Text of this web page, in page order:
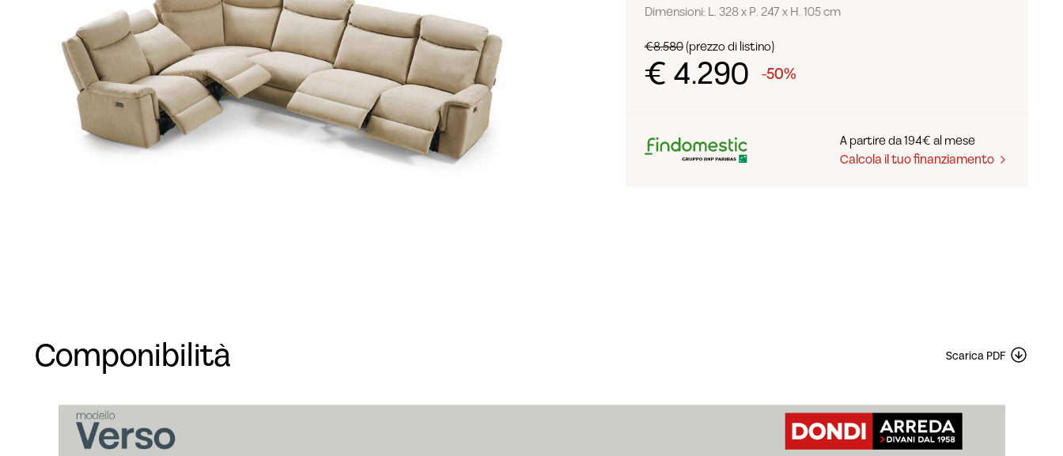
Dimensioni: L. 328 x P. 247 x H. 105 cm
€8.580(prezzo di listino)
€ 4.290 -50%
A partire da 194€ al mese
Calcola il tuo finanziamento
Componibilità Scarica PDF